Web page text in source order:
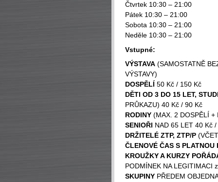
Čtvrtek 10:30 – 21:00
Pátek 10:30 – 21:00
Sobota 10:30 – 21:00
Neděle 10:30 – 21:00
Vstupné:
VÝSTAVA (SAMOSTATNĚ
VÝSTAVY)
DOSPĚLÍ 50 Kč / 150 Kč
DĚTI OD 3 DO 15 LET,
PRŮKAZU) 40 Kč / 90 Kč
RODINY (MAX. 2 DOSPĚLÍ
SENIOŘI NAD 65 LET 40 Kč
DRŽITELÉ ZTP, ZTP/P
ČLENOVÉ ČAS S PLATNOU
KROUŽKY A KURZY
PODMÍNEK NA LEGITIMACI
SKUPINY PŘEDEM